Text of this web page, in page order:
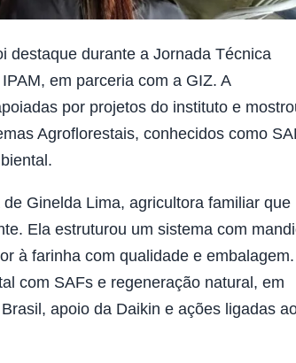
destaque durante a Jornada Técnica
em parceria com a GIZ. A
por projetos do instituto e
Agroflorestais, conhecidos como
Ginelda Lima, agricultora familiar que
Ela estruturou um sistema com
à farinha com qualidade e
com SAFs e regeneração natural, em
apoio da Daikin e ações ligadas